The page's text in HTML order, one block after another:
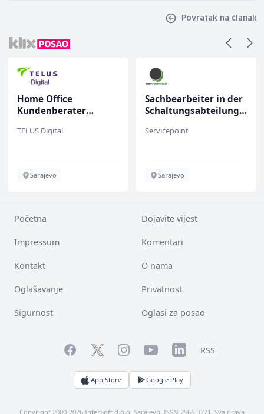
Povratak na članak
Home Office
Kundenberater
TELUS Digital
Sarajevo
Sachbearbeiter in der
Schaltungsabteilung
Servicepoint
Sarajevo
Početna Dojavite vijest
Impressum Komentari
Kontakt O nama
Oglašavanje Privatnost
Sigurnost Oglasi za posao
FacebookTwitterInstagramYouTubeLinkedInRSS
App Store Google Play
Copyright 2000-2026 InterSoft d.o.o. Sarajevo. ISSN 2566-3771. Sva prava